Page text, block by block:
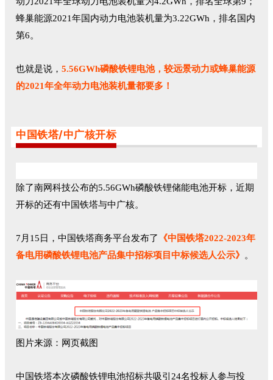
蜂巢能源2021年国内动力电池装机量为3.22GWh，排名国内
第6。
也就是说， 5.56GWh磷酸铁锂电池，较远景动力或蜂巢能源
的2021年全年动力电池装机量都要多！
中国铁塔/中广核开标
除了南网科技公布的5.56GWh磷酸铁锂储能电池开标，近期
开标的还有中国铁塔与中广核。
7月15日，中国铁塔商务平台发布了
《中国铁塔2022-2023年
备电用磷酸铁锂电池产品集中招标项目中标候选人公示》 。
图片来源：网页截图
中国铁塔本次磷酸铁锂电池招标共吸引24名投标人参与投